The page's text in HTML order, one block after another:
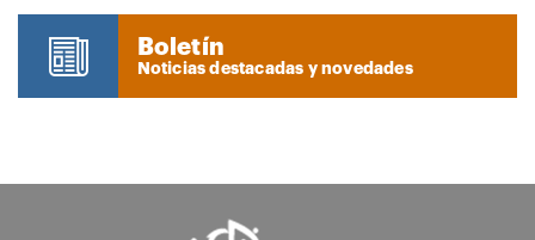
Boletín
Noticias destacadas y novedades